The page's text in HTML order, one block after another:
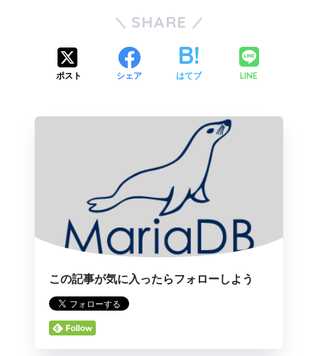
SHARE
ポスト シェア はてブ LINE
この記事が気に入ったらフォローしよう